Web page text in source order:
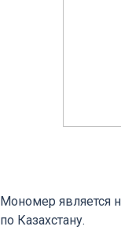
Мономер является
по Казахстану.